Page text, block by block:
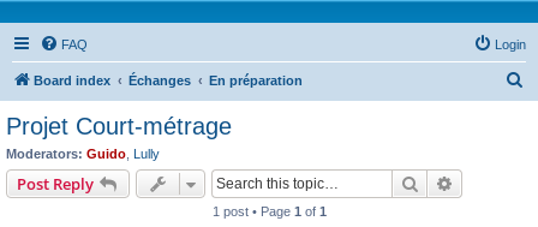
FAQ Login
Board index Échanges En préparation
Projet Court-métrage
Moderators: Guido Lully
Post Reply Search
1 post • Page 1 of 1